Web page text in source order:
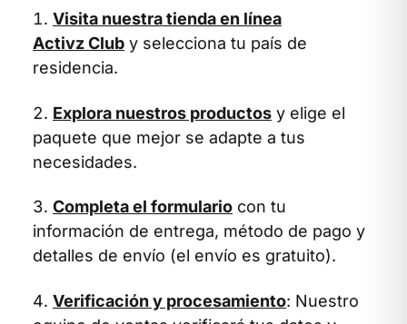
Visita nuestra tienda en línea
Activz Club y selecciona tu país de
residencia.
Explora nuestros productos y elige el
paquete que mejor se adapte a tus
necesidades.
Completa el formulario con tu
información de entrega, método de pago y
detalles de envío (el envío es gratuito).
Verificación y procesamiento: Nuestro